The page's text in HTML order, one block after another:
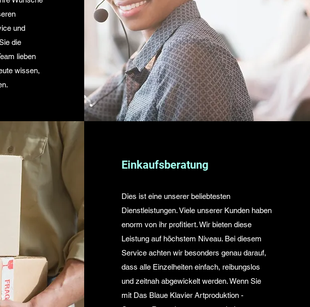
und
die
lieben
wissen,
Einkaufsberatung
Dies ist eine unserer beliebtesten
Dienstleistungen. Viele unserer Kunden haben
enorm von ihr profitiert. Wir bieten diese
Leistung auf höchstem Niveau. Bei diesem
Service achten wir besonders genau darauf,
dass alle Einzelheiten einfach, reibungslos
und zeitnah abgewickelt werden. Wenn Sie
mit Das Blaue Klavier Artproduktion -